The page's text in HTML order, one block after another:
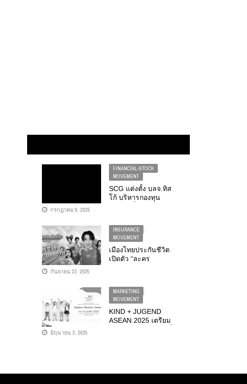
FINANCIAL-STOCK
MOVEMENT
SCG แต่งตั้ง บลจ.ทิส
โก้ บริหารกองทุน
กรกฎาคม 9, 2025
INSURANCE
,
MOVEMENT
เมืองไทยประกันชีวิต
เปิดตัว “ละคร
เรื่องง่าย เข้าถึงได้ทุก
กลุ่ม
กันยายน 23, 2025
MARKETING
MOVEMENT
KIND + JUGEND
ASEAN 2025 เตรียม
มิถุนายน 3, 2025